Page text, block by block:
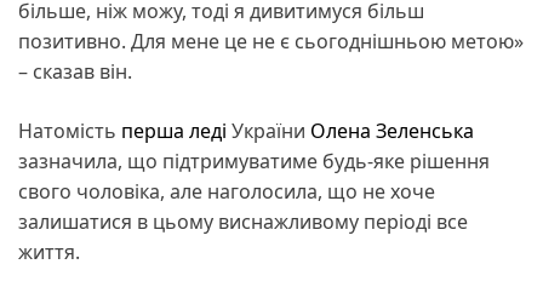
більше, ніж можу, тоді я дивитимуся більш
позитивно. Для мене це не є сьогоднішньою метою»
– сказав він.
Натомість перша леді України Олена Зеленська
зазначила, що підтримуватиме будь-яке рішення
свого чоловіка, але наголосила, що не хоче
залишатися в цьому виснажливому періоді все
життя.